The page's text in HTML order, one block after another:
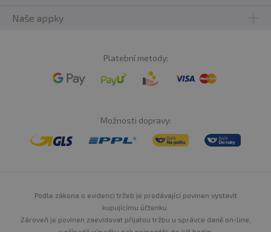
Naše appky
Platební metody:
Možnosti dopravy:
Podle zákona o evidenci tržeb je prodávající povinen vystavit
kupujícímu účtenku.
Zároveň je povinen zaevidovat přijatou tržbu u správce daně on-line,